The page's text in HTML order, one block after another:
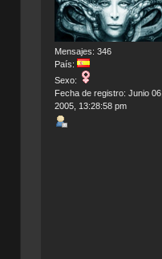
Mensajes: 346
País:
Sexo:
Fecha de registro: Junio 06,
2005, 13:28:58 pm